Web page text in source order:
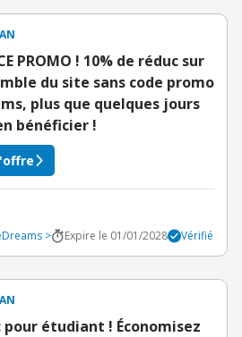
PROMO ! 10% de réduc sur
du site sans code promo
plus que quelques jours
bénéficier !
>
Expire le 01/01/2028 Vérifié
pour étudiant ! Économisez